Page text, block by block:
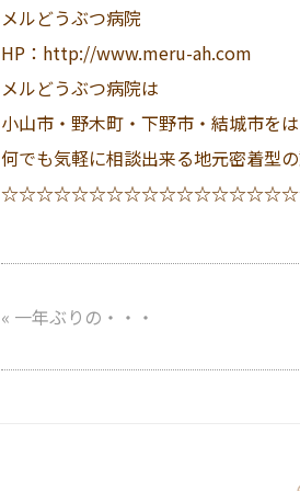
メルどうぶつ病院
HP：http://www.meru-ah.com
メルどうぶつ病院は
小山市・野木町・下野市・結城市を
何でも気軽に相談出来る地元密着型
« 一年ぶりの・・・